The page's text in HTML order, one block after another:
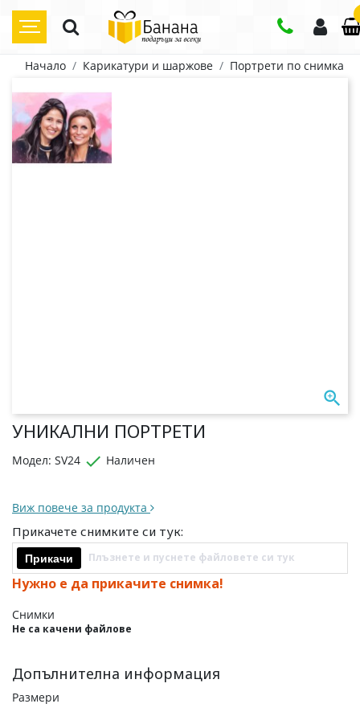
Начало Карикатури и шаржове Портрети по снимка

УНИКАЛНИ ПОРТРЕТИ
Модел: SV24  Наличен
Виж повече за продукта
Прикачете снимките си тук:
Прикачи Плъзнете и пуснете файловете си тук
Нужно е да прикачите снимка!
Снимки
Не са качени файлове
Допълнителна информация
Размери